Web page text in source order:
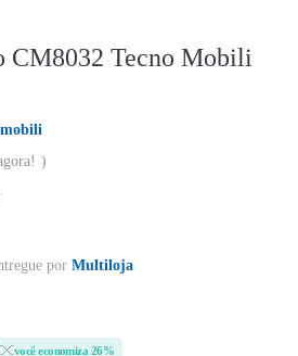
CM8032 Tecno Mobili
por Multiloja
você economiza 26%